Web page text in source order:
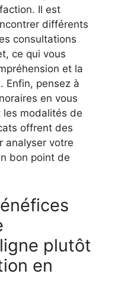
Il est
différents
consultations
ce qui vous
et la
Enfin, pensez à
en vous
modalités de
offrent des
analyser votre
bon point de
plutôt
en